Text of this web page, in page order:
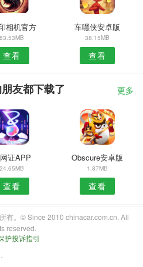
相机官方
83.53MB
查看
车嘿侠安卓版
38.15MB
查看
友都下载了 更多
证APP
24.65MB
查看
Obscure安卓版
1.87MB
查看
有。© Since 2010 chinacar.com.cn. All
reserved.
护投诉指引
・